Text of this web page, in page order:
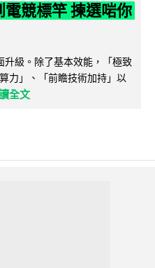
競標竿 揀選啱你
級。除了基本效能，「極致
力」、「前瞻技術加持」以
全文